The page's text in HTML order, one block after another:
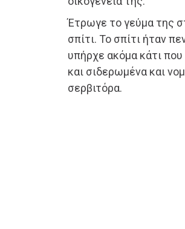
Έτρωγε το γεύμα της
σπίτι. Το σπίτι ήταν
υπήρχε ακόμα κάτι
και σιδερωμένα και
σερβιτόρα.